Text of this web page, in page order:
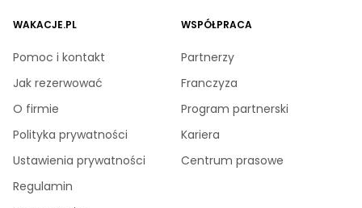
WAKACJE.PL
Pomoc i kontakt
Jak rezerwować
O firmie
Polityka prywatności
Ustawienia prywatności
Regulamin
WSPÓŁPRACA
Partnerzy
Franczyza
Program partnerski
Kariera
Centrum prasowe